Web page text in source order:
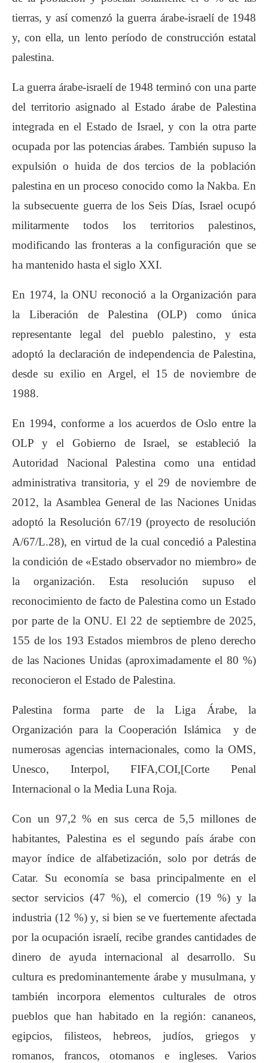
tierras, y así comenzó la guerra árabe-israelí de 1948
y, con ella, un lento período de construcción estatal
palestina.
La guerra árabe-israelí de 1948 terminó con una parte
del territorio asignado al Estado árabe de Palestina
integrada en el Estado de Israel, y con la otra parte
ocupada por las potencias árabes. También supuso la
expulsión o huida de dos tercios de la población
palestina en un proceso conocido como la Nakba. En
la subsecuente guerra de los Seis Días, Israel ocupó
militarmente todos los territorios palestinos,
modificando las fronteras a la configuración que se
ha mantenido hasta el siglo XXI.
En 1974, la ONU reconoció a la Organización para
la Liberación de Palestina (OLP) como única
representante legal del pueblo palestino, y esta
adoptó la declaración de independencia de Palestina,
desde su exilio en Argel, el 15 de noviembre de
1988.
En 1994, conforme a los acuerdos de Oslo entre la
OLP y el Gobierno de Israel, se estableció la
Autoridad Nacional Palestina como una entidad
administrativa transitoria, y el 29 de noviembre de
2012, la Asamblea General de las Naciones Unidas
adoptó la Resolución 67/19 (proyecto de resolución
A/67/L.28), en virtud de la cual concedió a Palestina
la condición de «Estado observador no miembro» de
la organización. Esta resolución supuso el
reconocimiento de facto de Palestina como un Estado
por parte de la ONU. El 22 de septiembre de 2025,
155 de los 193 Estados miembros de pleno derecho
de las Naciones Unidas (aproximadamente el 80 %)
reconocieron el Estado de Palestina.
Palestina forma parte de la Liga Árabe, la
Organización para la Cooperación Islámica y de
numerosas agencias internacionales, como la OMS,
Unesco, Interpol, FIFA,COI,[Corte Penal
Internacional o la Media Luna Roja.
Con un 97,2 % en sus cerca de 5,5 millones de
habitantes, Palestina es el segundo país árabe con
mayor índice de alfabetización, solo por detrás de
Catar. Su economía se basa principalmente en el
sector servicios (47 %), el comercio (19 %) y la
industria (12 %) y, si bien se ve fuertemente afectada
por la ocupación israelí, recibe grandes cantidades de
dinero de ayuda internacional al desarrollo. Su
cultura es predominantemente árabe y musulmana, y
también incorpora elementos culturales de otros
pueblos que han habitado en la región: cananeos,
egipcios, filisteos, hebreos, judíos, griegos y
romanos, francos, otomanos e ingleses. Varios